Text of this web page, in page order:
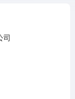
司